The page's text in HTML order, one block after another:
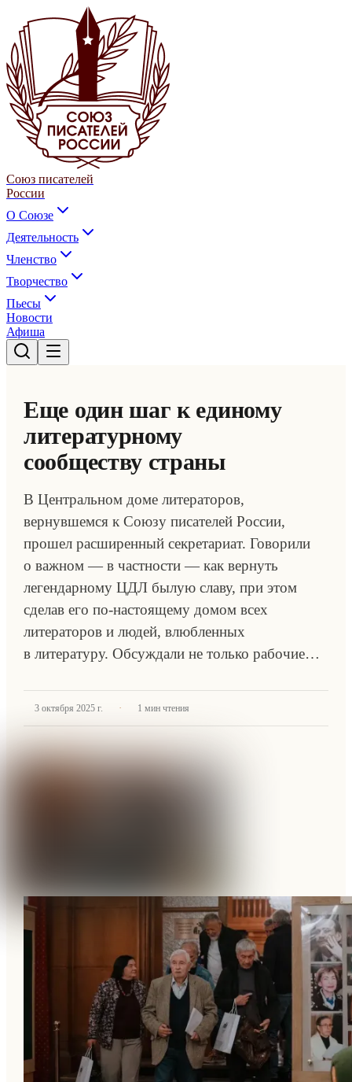
Союз писателей
России
О Союзе
Деятельность
Членство
Творчество
Пьесы
Новости
Афиша
Еще один шаг к единому
литературному
сообществу страны
В Центральном доме литераторов,
вернувшемся к Союзу писателей России,
прошел расширенный секретариат. Говорили
о важном — в частности — как вернуть
легендарному ЦДЛ былую славу, при этом
сделав его по-настоящему домом всех
литераторов и людей, влюбленных
в литературу. Обсуждали не только рабочие…
3 октября 2025 г. · 1 мин чтения